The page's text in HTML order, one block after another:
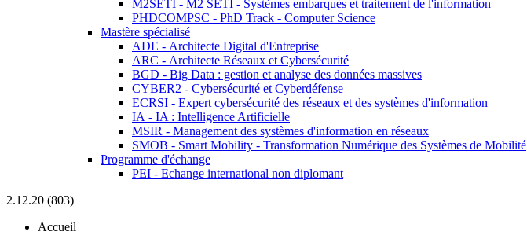
M2SETI - M2 SETI - Systèmes embarqués et traitement de l'information
PHDCOMPSC - PhD Track - Computer Science
Mastère spécialisé
ADE - Architecte Digital d'Entreprise
ARC - Architecte Réseaux et Cybersécurité
BGD - Big Data : gestion et analyse des données massives
CYBER2 - Cybersécurité et Cyberdéfense
ECRSI - Expert cybersécurité des réseaux et des systèmes d'information
IA - IA : Intelligence Artificielle
MSIR - Management des systèmes d'information en réseaux
SMOB - Smart Mobility - Transformation Numérique des Systèmes de Mobilité
Programme d'échange
PEI - Echange international non diplomant
2.12.20 (803)
Accueil